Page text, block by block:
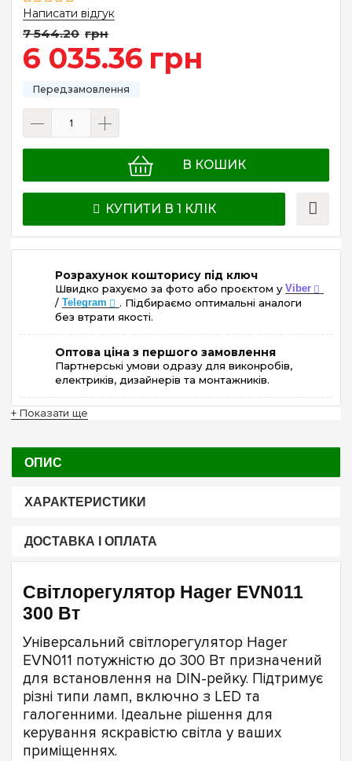
Написати відгук
7 544.20 грн
6 035.36 грн
В КОШИК
КУПИТИ В 1 КЛІК
Розрахунок кошторису під ключ
Швидко рахуємо за фото або проєктом у Viber
/ Telegram
. Підбираємо оптимальні аналоги
без втрати якості.
Оптова ціна з першого замовлення
Партнерські умови одразу для виконробів,
електриків, дизайнерів та монтажників.
+ Показати ще
ОПИС
ХАРАКТЕРИСТИКИ
ДОСТАВКА І ОПЛАТА
Світлорегулятор Hager EVN011
300 Вт
Універсальний світлорегулятор Hager
EVN011 потужністю до 300 Вт призначений
для встановлення на DIN-рейку. Підтримує
різні типи ламп, включно з LED та
галогенними. Ідеальне рішення для
керування яскравістю світла у ваших
приміщеннях.